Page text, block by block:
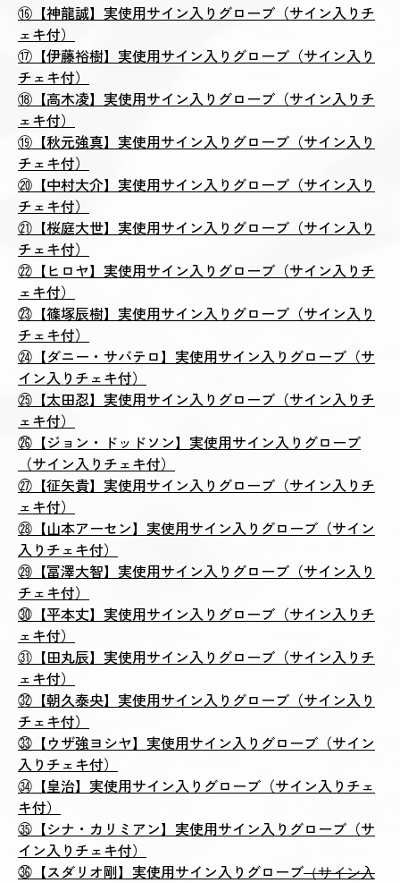
⑯【神龍誠】実使用サイン入りグローブ（サイン入りチ
ェキ付）
⑰【伊藤裕樹】実使用サイン入りグローブ（サイン入り
チェキ付）
⑱【高木凌】実使用サイン入りグローブ（サイン入りチ
ェキ付）
⑲【秋元強真】実使用サイン入りグローブ（サイン入り
チェキ付）
⑳【中村大介】実使用サイン入りグローブ（サイン入り
チェキ付）
㉑【桜庭大世】実使用サイン入りグローブ（サイン入り
チェキ付）
㉒【ヒロヤ】実使用サイン入りグローブ（サイン入りチ
ェキ付）
㉓【篠塚辰樹】実使用サイン入りグローブ（サイン入り
チェキ付）
㉔【ダニー・サバテロ】実使用サイン入りグローブ（サ
イン入りチェキ付）
㉕【太田忍】実使用サイン入りグローブ（サイン入りチ
ェキ付）
㉖【ジョン・ドッドソン】実使用サイン入りグローブ
（サイン入りチェキ付）
㉗【征矢貴】実使用サイン入りグローブ（サイン入りチ
ェキ付）
㉘【山本アーセン】実使用サイン入りグローブ（サイン
入りチェキ付）
㉙【冨澤大智】実使用サイン入りグローブ（サイン入り
チェキ付）
㉚【平本丈】実使用サイン入りグローブ（サイン入りチ
ェキ付）
㉛【田丸辰】実使用サイン入りグローブ（サイン入りチ
ェキ付）
㉜【朝久泰央】実使用サイン入りグローブ（サイン入り
チェキ付）
㉝【ウザ強ヨシヤ】実使用サイン入りグローブ（サイン
入りチェキ付）
㉞【皇治】実使用サイン入りグローブ（サイン入りチェ
キ付）
㉟【シナ・カリミアン】実使用サイン入りグローブ（サ
イン入りチェキ付）
㊱【スダリオ剛】実使用サイン入りグローブ（サイン入